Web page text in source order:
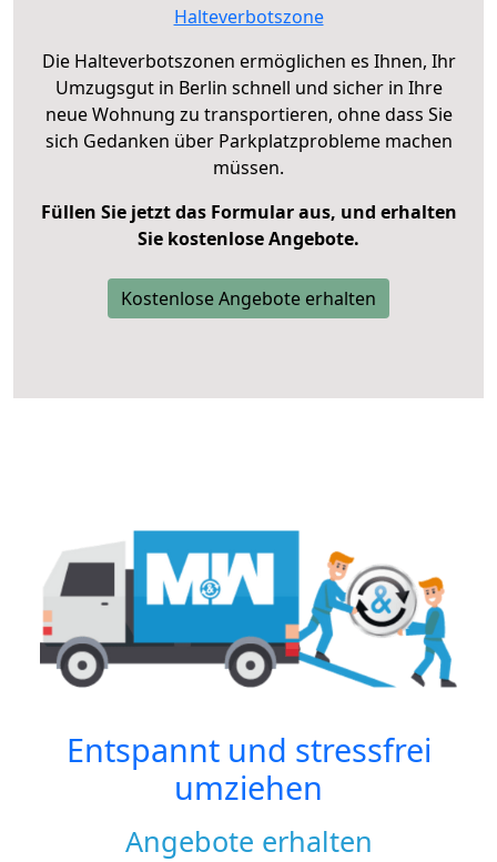
Halteverbotszone
Die Halteverbotszonen ermöglichen es Ihnen, Ihr
Umzugsgut in Berlin schnell und sicher in Ihre
neue Wohnung zu transportieren, ohne dass Sie
sich Gedanken über Parkplatzprobleme machen
müssen.
Füllen Sie jetzt das Formular aus, und erhalten
Sie kostenlose Angebote.
Kostenlose Angebote erhalten
Entspannt und stressfrei
umziehen
Angebote erhalten